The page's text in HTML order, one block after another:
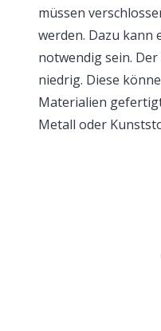
müssen
werden. Dazu kann
notwendig sein.
niedrig. Diese
Materialien
Metall oder